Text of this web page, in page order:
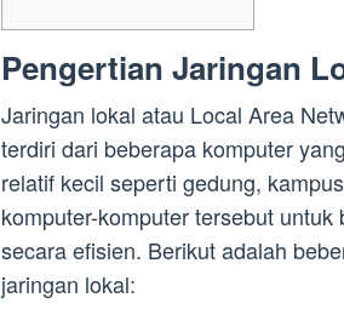
Pengertian Jaringan
Jaringan lokal atau Local Area
terdiri dari beberapa komputer
relatif kecil seperti gedung,
komputer-komputer tersebut
secara efisien. Berikut adalah
jaringan lokal: